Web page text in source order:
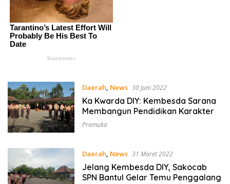
Daerah, News 30 Juni 2022
Ka Kwarda DIY: Kembesda Sarana
Membangun Pendidikan Karakter
Pramuka
Daerah, News 31 Maret 2022
Jelang Kembesda DIY, Sakocab
SPN Bantul Gelar Temu Penggalang